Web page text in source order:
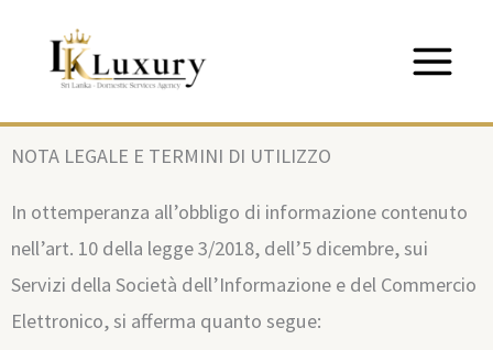
contenuto
NOTA LEGALE E TERMINI DI UTILIZZO
In ottemperanza all’obbligo di informazione contenuto
nell’art. 10 della legge 3/2018, dell’5 dicembre, sui
Servizi della Società dell’Informazione e del Commercio
Elettronico, si afferma quanto segue: